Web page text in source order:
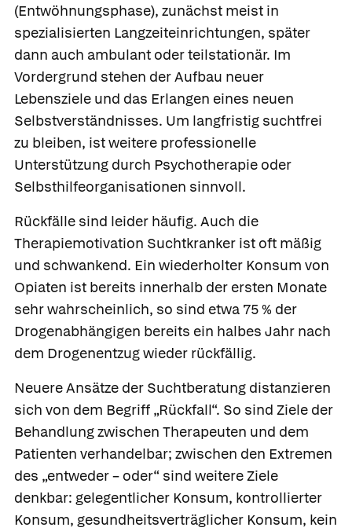
(Entwöhnungsphase), zunächst meist in
spezialisierten Langzeiteinrichtungen, später
dann auch ambulant oder teilstationär. Im
Vordergrund stehen der Aufbau neuer
Lebensziele und das Erlangen eines neuen
Selbstverständnisses. Um langfristig suchtfrei
zu bleiben, ist weitere professionelle
Unterstützung durch Psychotherapie oder
Selbsthilfeorganisationen sinnvoll.
Rückfälle sind leider häufig. Auch die
Therapiemotivation Suchtkranker ist oft mäßig
und schwankend. Ein wiederholter Konsum von
Opiaten ist bereits innerhalb der ersten Monate
sehr wahrscheinlich, so sind etwa 75 % der
Drogenabhängigen bereits ein halbes Jahr nach
dem Drogenentzug wieder rückfällig.
Neuere Ansätze der Suchtberatung distanzieren
sich von dem Begriff „Rückfall“. So sind Ziele der
Behandlung zwischen Therapeuten und dem
Patienten verhandelbar; zwischen den Extremen
des „entweder – oder“ sind weitere Ziele
denkbar: gelegentlicher Konsum, kontrollierter
Konsum, gesundheitsverträglicher Konsum, kein